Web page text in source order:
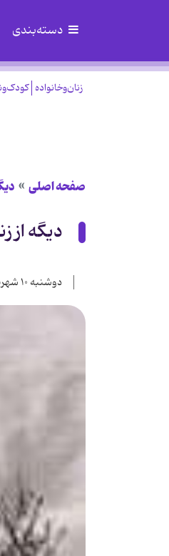
دسته‌بندی
زنان‌وخانواده
صفحه اصلی
دیگه از
دوشنبه ۱۰ شهریور ۱۳۹۳ - ۰۰:۰۰